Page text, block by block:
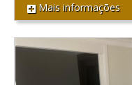
Mais informações